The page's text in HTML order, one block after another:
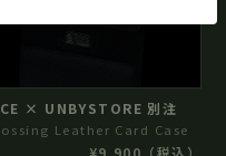
× UNBYSTORE 別注
Leather Card Case
¥9,900（税込）